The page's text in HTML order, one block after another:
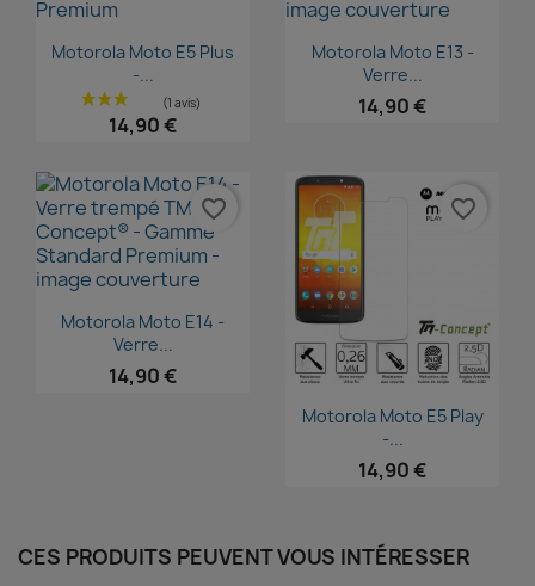
Aperçu rapide
Motorola Moto E5 Plus
-...
14,90 €
Aperçu rapide
Motorola Moto E13 -
Verre...
14,90 €
Aperçu rapide
Motorola Moto E14 -
Verre...
14,90 €
favorite_border
Aperçu rapide
Motorola Moto E5 Play
-...
14,90 €
favorite_border
CES PRODUITS PEUVENT VOUS INTÉRESSER